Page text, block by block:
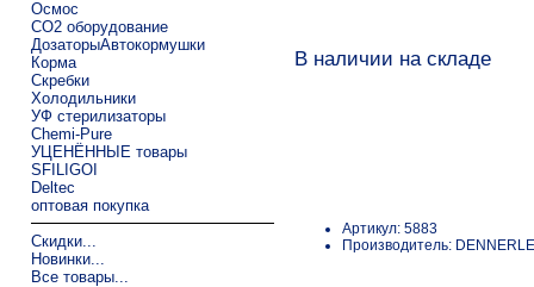
Осмос
CO2 оборудование
ДозаторыАвтокормушки
Корма
Скребки
Холодильники
УФ стерилизаторы
Chemi-Pure
УЦЕНЁННЫЕ товары
SFILIGOI
Deltec
оптовая покупка
Скидки...
Новинки...
Все товары...
В наличии на складе
Артикул: 5883
Производитель: DENNERLE